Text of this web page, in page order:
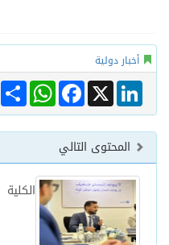
أخبار دولية
Share
WhatsAppFacebook X
LinkedIn
المحتوى التالي
الكلية